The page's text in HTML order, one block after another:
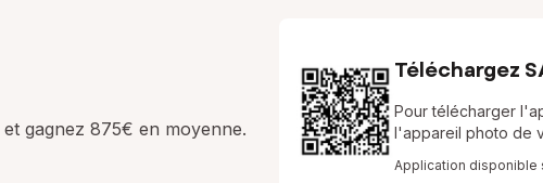
et gagnez 875€ en moyenne.
Téléchargez
Pour télécharger
l'appareil photo de
Application disponible